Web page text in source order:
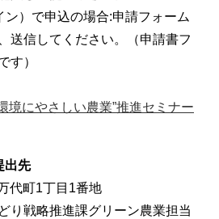
）で申込の場合:申請フォーム
送信してください。（申請書フ
す）
境にやさしい農業”推進セミナー
出先
代町1丁目1番地
り戦略推進課グリーン農業担当